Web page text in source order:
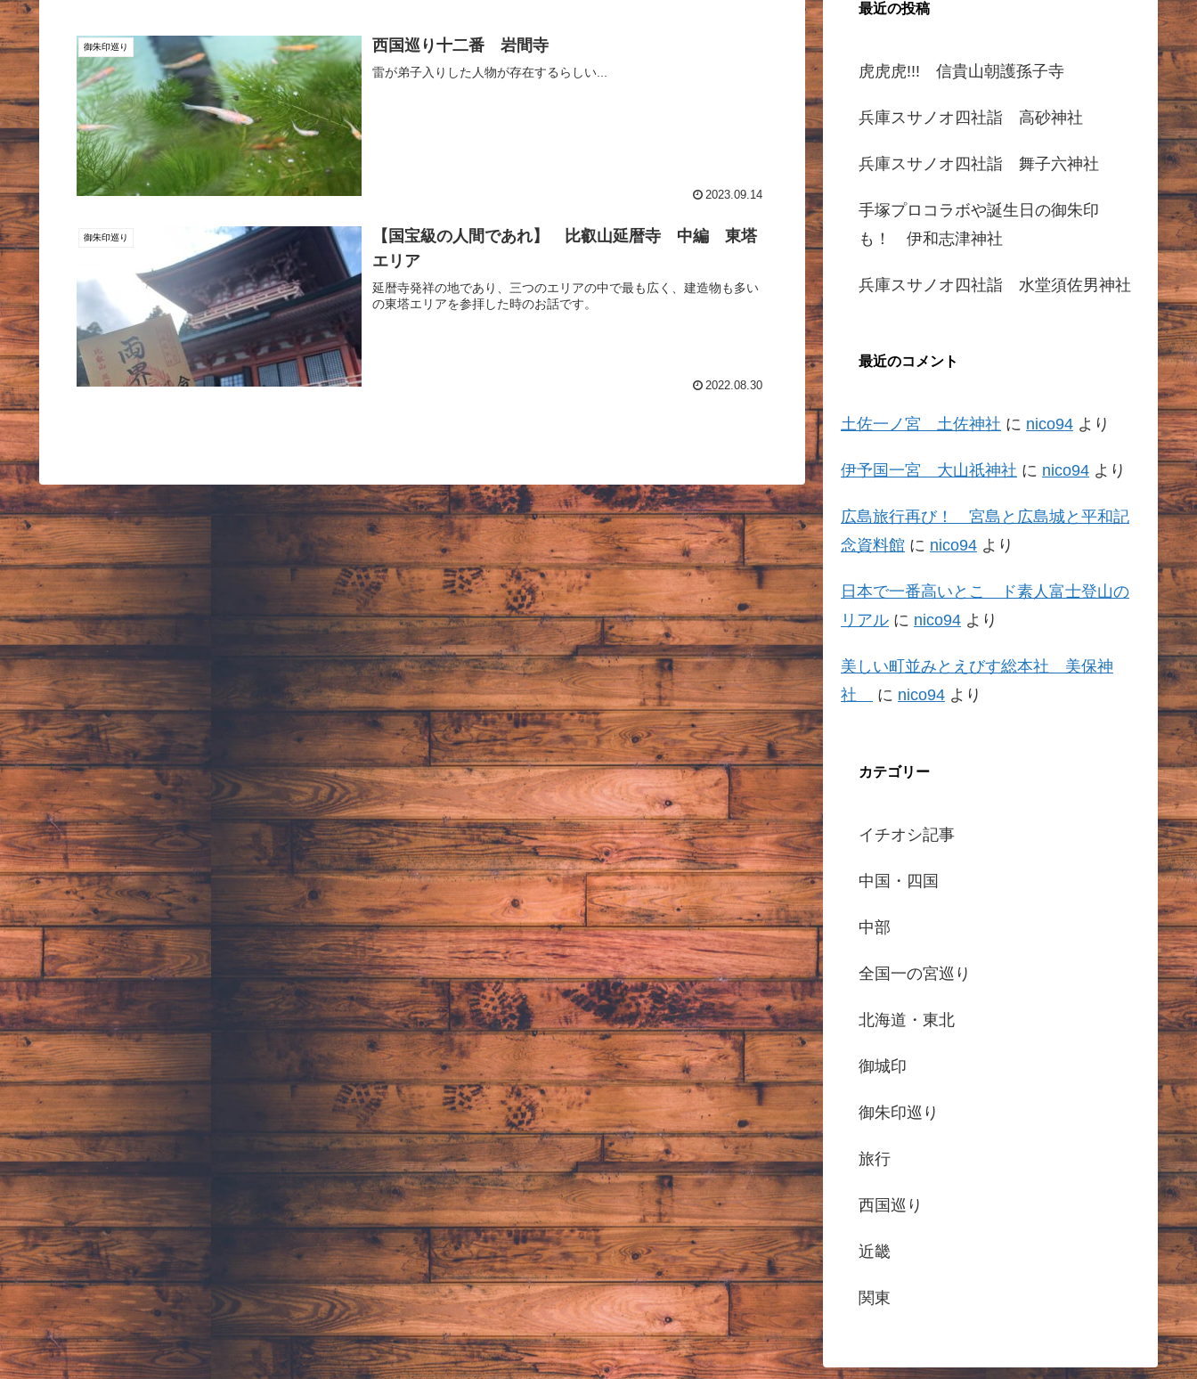
御朱印巡り 西国巡り十二番 岩間寺
雷が弟子入りした人物が存在するらしい...
2023.09.14
御朱印巡り
【国宝級の人間であれ】 比叡山延暦寺 中編 東塔
エリア
延暦寺発祥の地であり、三つのエリアの中で最も広く、建造物も多い
の東塔エリアを参拝した時のお話です。
2022.08.30
最近の投稿
虎虎虎!!! 信貴山朝護孫子寺
兵庫スサノオ四社詣 高砂神社
兵庫スサノオ四社詣 舞子六神社
手塚プロコラボや誕生日の御朱印
も！ 伊和志津神社
兵庫スサノオ四社詣 水堂須佐男神社
最近のコメント
土佐一ノ宮 土佐神社 に nico94 より
伊予国一宮 大山祇神社 に nico94 より
広島旅行再び！ 宮島と広島城と平和記
念資料館 に nico94 より
日本で一番高いとこ ド素人富士登山の
リアル に nico94 より
美しい町並みとえびす総本社 美保神
社
に nico94 より
カテゴリー
イチオシ記事
中国・四国
中部
全国一の宮巡り
北海道・東北
御城印
御朱印巡り
旅行
西国巡り
近畿
関東